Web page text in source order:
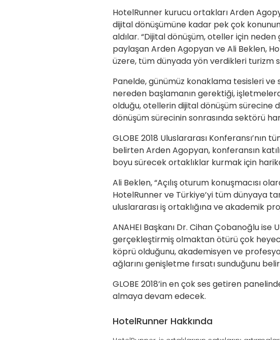
HotelRunner kurucu ortakları Arden
dijital dönüşümüne kadar pek çok
aldılar. “Dijital dönüşüm, oteller için
paylaşan Arden Agopyan ve Ali Beklen,
üzere, tüm dünyada yön verdikleri turizm
Panelde, günümüz konaklama tesisleri
nereden başlamanın gerektiği,
olduğu, otellerin dijital dönüşüm sürecine
dönüşüm sürecinin sonrasında sektörü
GLOBE 2018 Uluslararası
belirten Arden Agopyan, konferansın
boyu sürecek ortaklıklar kurmak için
Ali Beklen, “Açılış oturum konuşmacısı
HotelRunner ve Türkiye’yi tüm dünyaya
uluslararası iş ortaklığına ve akademik
ANAHEI Başkanı Dr. Cihan Çobanoğlu
gerçekleştirmiş olmaktan ötürü çok
köprü olduğunu, akademisyen ve
ağlarını genişletme fırsatı sunduğunu
GLOBE 2018’in en çok ses getiren
almaya devam edecek.
HotelRunner Hakkında